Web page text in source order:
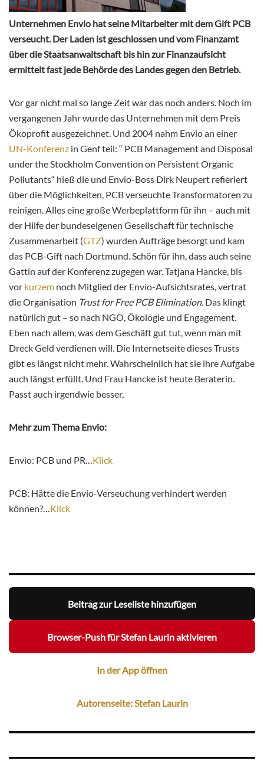
Unternehmen Envio hat seine Mitarbeiter mit dem Gift PCB
verseucht. Der Laden ist geschlossen und vom Finanzamt
über die Staatsanwaltschaft bis hin zur Finanzaufsicht
ermittelt fast jede Behörde des Landes gegen den Betrieb.
Vor gar nicht mal so lange Zeit war das noch anders. Noch im
vergangenen Jahr wurde das Unternehmen mit dem Preis
Ökoprofit ausgezeichnet. Und 2004 nahm Envio an einer
UN-Konferenz in Genf teil: “ PCB Management and Disposal
under the Stockholm Convention on Persistent Organic
Pollutants“ hieß die und Envio-Boss Dirk Neupert refieriert
über die Möglichkeiten, PCB verseuchte Transformatoren zu
reinigen. Alles eine große Werbeplattform für ihn – auch mit
der Hilfe der bundeseigenen Gesellschaft für technische
Zusammenarbeit (GTZ) wurden Aufträge besorgt und kam
das PCB-Gift nach Dortmund. Schön für ihn, dass auch seine
Gattin auf der Konferenz zugegen war. Tatjana Hancke, bis
vor kurzem noch Mitglied der Envio-Aufsichtsrates, vertrat
die Organisation Trust for Free PCB Elimination. Das klingt
natürlich gut – so nach NGO, Ökologie und Engagement.
Eben nach allem, was dem Geschäft gut tut, wenn man mit
Dreck Geld verdienen will. Die Internetseite dieses Trusts
gibt es längst nicht mehr. Wahrscheinlich hat sie ihre Aufgabe
auch längst erfüllt. Und Frau Hancke ist heute Beraterin.
Passt auch irgendwie besser,
Mehr zum Thema Envio:
Envio: PCB und PR…Klick
PCB: Hätte die Envio-Verseuchung verhindert werden
können?…Klick
Beitrag zur Leseliste hinzufügen
Browser-Push für Stefan Laurin aktivieren
In der App öffnen
Autorenseite: Stefan Laurin